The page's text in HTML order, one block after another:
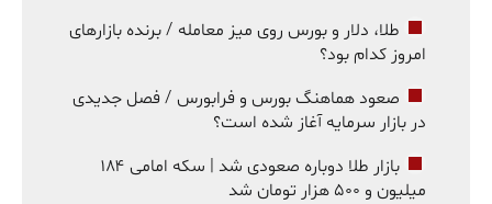
طلا، دلار و بورس روی میز معامله / برنده بازارهای
امروز کدام بود؟
صعود هماهنگ بورس و فرابورس / فصل جدیدی
در بازار سرمایه آغاز شده است؟
بازار طلا دوباره صعودی شد | سکه امامی ۱۸۴
میلیون و ۵۰۰ هزار تومان شد